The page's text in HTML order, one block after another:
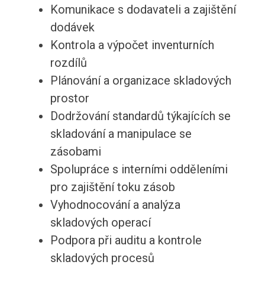
Komunikace s dodavateli a zajištění
dodávek
Kontrola a výpočet inventurních
rozdílů
Plánování a organizace skladových
prostor
Dodržování standardů týkajících se
skladování a manipulace se
zásobami
Spolupráce s interními odděleními
pro zajištění toku zásob
Vyhodnocování a analýza
skladových operací
Podpora při auditu a kontrole
skladových procesů